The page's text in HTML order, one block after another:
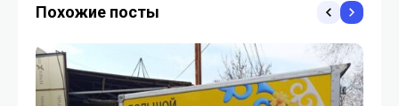
Похожие посты